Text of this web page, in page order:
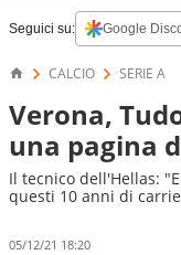
Seguici su: Google
CALCIO SERIE A
Verona,
una pagina
Il tecnico dell'Hellas:
questi 10 anni di
05/12/21 18:20